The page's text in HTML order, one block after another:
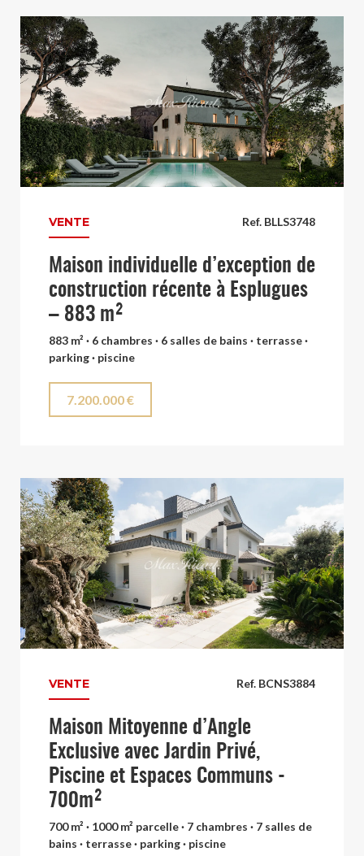
Ref. BLLS3748
VENTE
Maison individuelle d’exception de
construction récente à Esplugues
– 883 m²
883 m² · 6 chambres · 6 salles de bains · terrasse ·
parking · piscine
7.200.000 €
Ref. BCNS3884
VENTE
Maison Mitoyenne d’Angle
Exclusive avec Jardin Privé,
Piscine et Espaces Communs -
700m²
700 m² · 1000 m² parcelle · 7 chambres · 7 salles de
bains · terrasse · parking · piscine